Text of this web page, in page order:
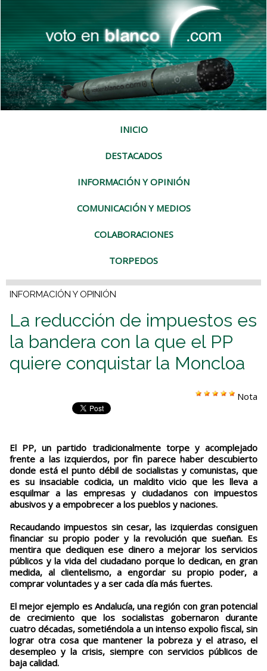
INICIO
DESTACADOS
INFORMACIÓN Y OPINIÓN
COMUNICACIÓN Y MEDIOS
COLABORACIONES
TORPEDOS
INFORMACIÓN Y OPINIÓN
La reducción de impuestos es
la bandera con la que el PP
quiere conquistar la Moncloa
Nota
El PP, un partido tradicionalmente torpe y acomplejado
frente a las izquierdos, por fin parece haber descubierto
donde está el punto débil de socialistas y comunistas, que
es su insaciable codicia, un maldito vicio que les lleva a
esquilmar a las empresas y ciudadanos con impuestos
abusivos y a empobrecer a los pueblos y naciones.
Recaudando impuestos sin cesar, las izquierdas consiguen
financiar su propio poder y la revolución que sueñan. Es
mentira que dediquen ese dinero a mejorar los servicios
públicos y la vida del ciudadano porque lo dedican, en gran
medida, al clientelismo, a engordar su propio poder, a
comprar voluntades y a ser cada día más fuertes.
El mejor ejemplo es Andalucía, una región con gran potencial
de crecimiento que los socialistas gobernaron durante
cuatro décadas, sometiéndola a un intenso expolio fiscal, sin
lograr otra cosa que mantener la pobreza y el atraso, el
desempleo y la crisis, siempre con servicios públicos de
baja calidad.